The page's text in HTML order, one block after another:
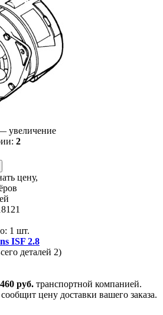
увеличение
2
цену,
1 шт.
ISF 2.8
деталей 2)
руб. транспортной компанией.
цену доставки вашего заказа.